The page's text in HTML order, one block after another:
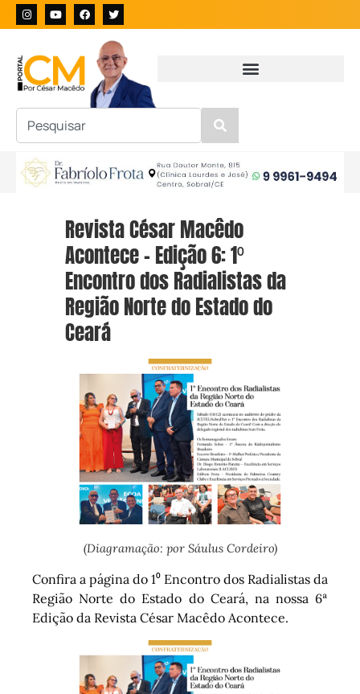
Revista César Macêdo
Acontece – Edição 6: 1⁰
Encontro dos Radialistas da
Região Norte do Estado do
Ceará
(Diagramação: por Sáulus Cordeiro)
Confira a página do 1⁰ Encontro dos Radialistas da
Região Norte do Estado do Ceará, na nossa 6ª
Edição da Revista César Macêdo Acontece.